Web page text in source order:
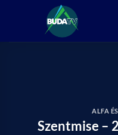
ALFA
Szentmise –